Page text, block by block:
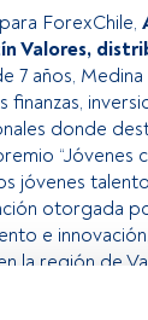
ForexChile,
Valores,
7 años,
finanzas,
donde
jóvenes
otorgada
e
la región de